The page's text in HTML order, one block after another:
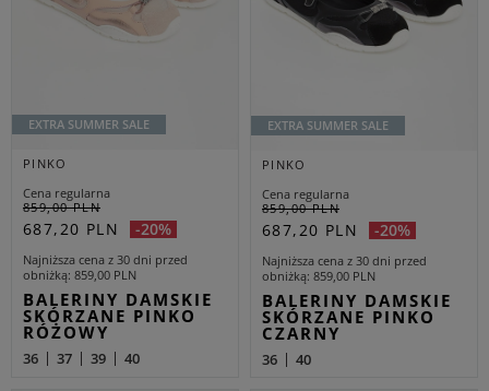
EXTRA SUMMER SALE
PINKO
Cena regularna
859,00 PLN
687,20 PLN -20%
Najniższa cena z 30 dni przed
obniżką 859,00 PLN
BALERINY DAMSKIE
SKÓRZANE PINKO
RÓŻOWY
36 37 39 40
EXTRA SUMMER SALE
PINKO
Cena regularna
859,00 PLN
687,20 PLN -20%
Najniższa cena z 30 dni przed
obniżką 859,00 PLN
BALERINY DAMSKIE
SKÓRZANE PINKO
CZARNY
36 40